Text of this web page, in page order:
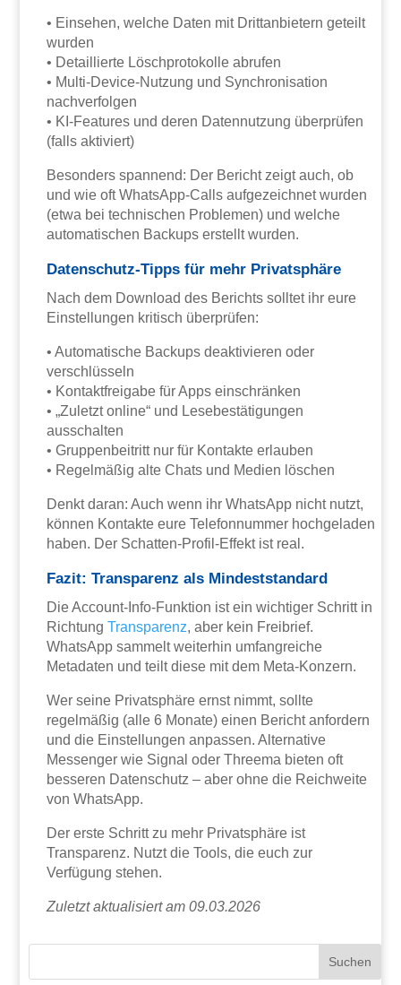
• Einsehen, welche Daten mit Drittanbietern geteilt
wurden
• Detaillierte Löschprotokolle abrufen
• Multi-Device-Nutzung und Synchronisation
nachverfolgen
• KI-Features und deren Datennutzung überprüfen
(falls aktiviert)
Besonders spannend: Der Bericht zeigt auch, ob
und wie oft WhatsApp-Calls aufgezeichnet wurden
(etwa bei technischen Problemen) und welche
automatischen Backups erstellt wurden.
Datenschutz-Tipps für mehr Privatsphäre
Nach dem Download des Berichts solltet ihr eure
Einstellungen kritisch überprüfen:
• Automatische Backups deaktivieren oder
verschlüsseln
• Kontaktfreigabe für Apps einschränken
• „Zuletzt online“ und Lesebestätigungen
ausschalten
• Gruppenbeitritt nur für Kontakte erlauben
• Regelmäßig alte Chats und Medien löschen
Denkt daran: Auch wenn ihr WhatsApp nicht nutzt,
können Kontakte eure Telefonnummer hochgeladen
haben. Der Schatten-Profil-Effekt ist real.
Fazit: Transparenz als Mindeststandard
Die Account-Info-Funktion ist ein wichtiger Schritt in
RichtungTransparenz, aber kein Freibrief.
WhatsApp sammelt weiterhin umfangreiche
Metadaten und teilt diese mit dem Meta-Konzern.
Wer seine Privatsphäre ernst nimmt, sollte
regelmäßig (alle 6 Monate) einen Bericht anfordern
und die Einstellungen anpassen. Alternative
Messenger wie Signal oder Threema bieten oft
besseren Datenschutz – aber ohne die Reichweite
von WhatsApp.
Der erste Schritt zu mehr Privatsphäre ist
Transparenz. Nutzt die Tools, die euch zur
Verfügung stehen.
Zuletzt aktualisiert am 09.03.2026